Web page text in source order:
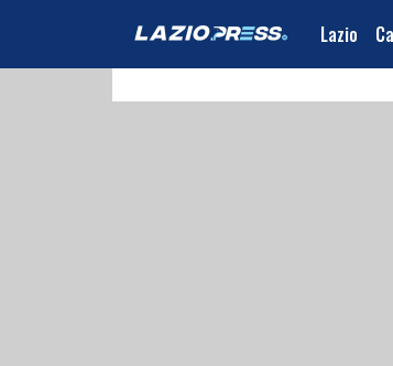
Lazio